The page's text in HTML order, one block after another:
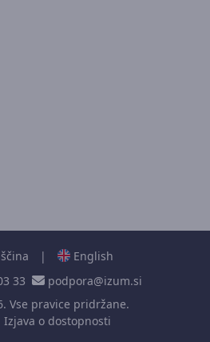
|
English
33
podpora@izum.si
Vse pravice pridržane.
Izjava o dostopnosti